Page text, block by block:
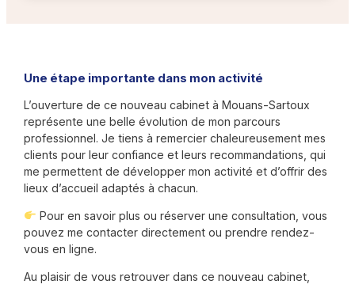
Une étape importante dans mon activité
L’ouverture de ce nouveau cabinet à Mouans-Sartoux
représente une belle évolution de mon parcours
professionnel. Je tiens à remercier chaleureusement mes
clients pour leur confiance et leurs recommandations, qui
me permettent de développer mon activité et d’offrir des
lieux d’accueil adaptés à chacun.
Pour en savoir plus ou réserver une consultation, vous
pouvez me contacter directement ou prendre rendez-
vous en ligne.
Au plaisir de vous retrouver dans ce nouveau cabinet,